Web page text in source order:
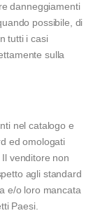
danneggiamenti
possibile, di
tutti i casi
sulla
nel catalogo e
ed omologati
venditore non
agli standard
e/o loro mancata
Paesi.